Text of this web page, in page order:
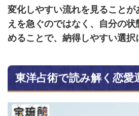
変化しやすい流れを見ること
えを急ぐのではなく、自分の
めることで、納得しやすい選択
東洋占術で読み解く恋愛